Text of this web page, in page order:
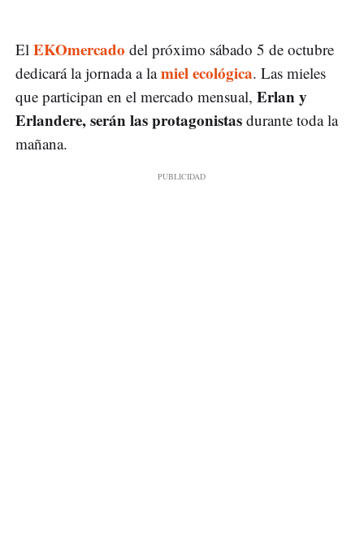
El EKOmercado del próximo sábado 5 de octubre
dedicará la jornada a lamiel ecológica. Las mieles
que participan en el mercado mensual, Erlan y
Erlandere, serán las protagonistas durante toda la
mañana.